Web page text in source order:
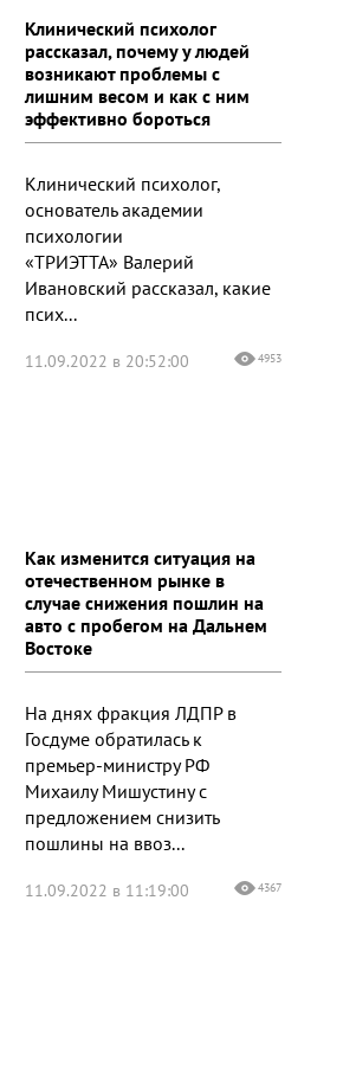
Клинический психолог
рассказал, почему у людей
возникают проблемы с
лишним весом и как с ним
эффективно бороться
Клинический психолог,
основатель академии
психологии
«ТРИЭТТА» Валерий
Ивановский рассказал, какие
псих...
11.09.2022 в 20:52:00 4953
Как изменится ситуация на
отечественном рынке в
случае снижения пошлин на
авто с пробегом на Дальнем
Востоке
На днях фракция ЛДПР в
Госдуме обратилась к
премьер-министру РФ
Михаилу Мишустину с
предложением снизить
пошлины на ввоз...
11.09.2022 в 11:19:00 4367